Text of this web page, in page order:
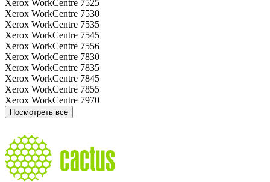
Xerox WorkCentre 7525
Xerox WorkCentre 7530
Xerox WorkCentre 7535
Xerox WorkCentre 7545
Xerox WorkCentre 7556
Xerox WorkCentre 7830
Xerox WorkCentre 7835
Xerox WorkCentre 7845
Xerox WorkCentre 7855
Xerox WorkCentre 7970
Посмотреть все